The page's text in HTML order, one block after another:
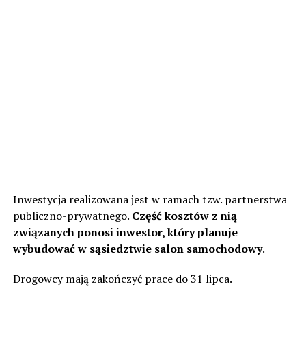
Inwestycja realizowana jest w ramach tzw. partnerstwa
publiczno-prywatnego. Część kosztów z nią
związanych ponosi inwestor, który planuje
wybudować w sąsiedztwie salon samochodowy.
Drogowcy mają zakończyć prace do 31 lipca.